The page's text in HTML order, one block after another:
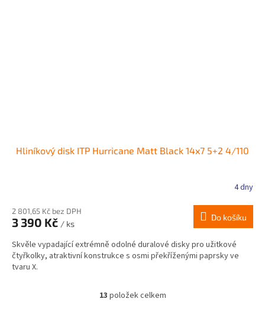
Hliníkový disk ITP Hurricane Matt Black 14x7 5+2 4/110
4 dny
2 801,65 Kč bez DPH
3 390 Kč / ks
Do košíku
Skvěle vypadající extrémně odolné duralové disky pro užitkové
čtyřkolky, atraktivní konstrukce s osmi překříženými paprsky ve
tvaru X.
O
13 položek celkem